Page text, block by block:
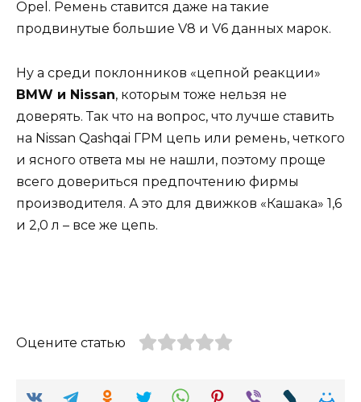
Opel. Ремень ставится даже на такие
продвинутые большие V8 и V6 данных марок.
Ну а среди поклонников «цепной реакции»
BMW и Nissan, которым тоже нельзя не
доверять. Так что на вопрос, что лучше ставить
на Nissan Qashqai ГРМ цепь или ремень, четкого
и ясного ответа мы не нашли, поэтому проще
всего довериться предпочтению фирмы
производителя. А это для движков «Кашака» 1,6
и 2,0 л – все же цепь.
Оцените статью